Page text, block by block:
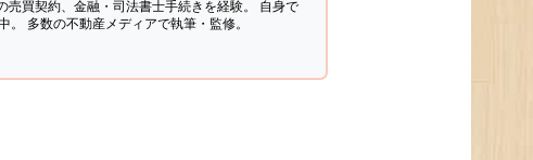
買契約、金融・司法書士手続きを経験。 自身で
多数の不動産メディアで執筆・監修。